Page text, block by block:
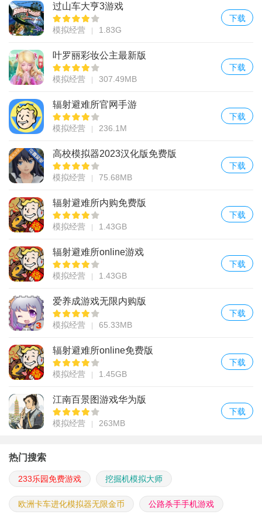
过山车大亨3游戏
模拟经营 1.83G
下载
叶罗丽彩妆公主最新版
模拟经营 307.49MB
下载
辐射避难所官网手游
模拟经营 236.1M
下载
高校模拟器2023汉化版免费版
模拟经营 75.68MB
下载
辐射避难所内购免费版
模拟经营 1.43GB
下载
辐射避难所online游戏
模拟经营 1.43GB
下载
爱养成游戏无限内购版
模拟经营 65.33MB
下载
辐射避难所online免费版
模拟经营 1.45GB
下载
江南百景图游戏华为版
模拟经营 263MB
下载
热门搜索
233乐园免费游戏 挖掘机模拟大师
欧洲卡车进化模拟器无限金币 公路杀手手机游戏